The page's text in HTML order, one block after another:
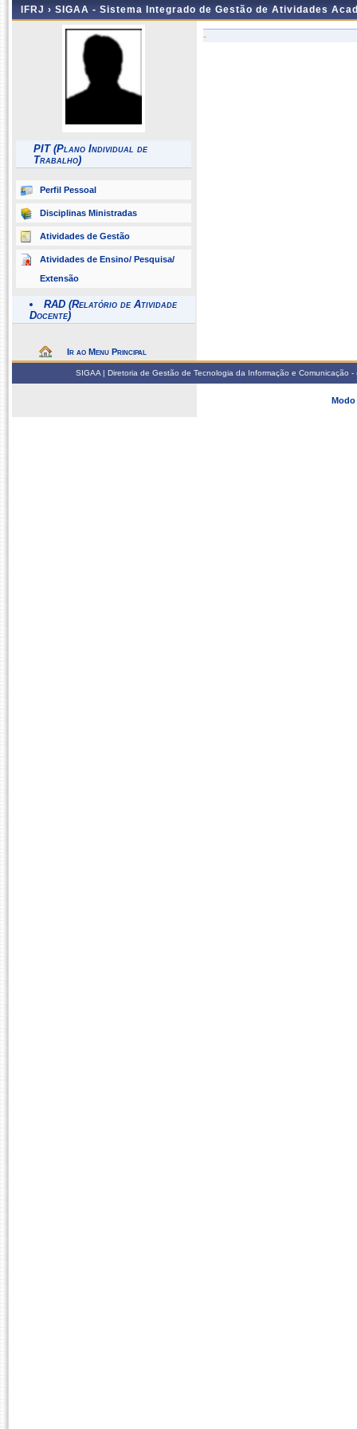
IFRJ › SIGAA - Sistema Integrado de Gestão de Atividades
PIT (Plano Individual de
Trabalho)
Perfil Pessoal
Disciplinas Ministradas
Atividades de Gestão
Atividades de Ensino/ Pesquisa/
Extensão
RAD (Relatório de Atividade
Docente)
Ir ao Menu Principal
-
SIGAA | Diretoria de Gestão de Tecnologia da Informação e
Modo